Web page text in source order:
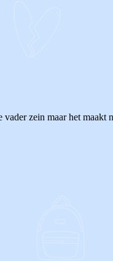
zein maar het maakt